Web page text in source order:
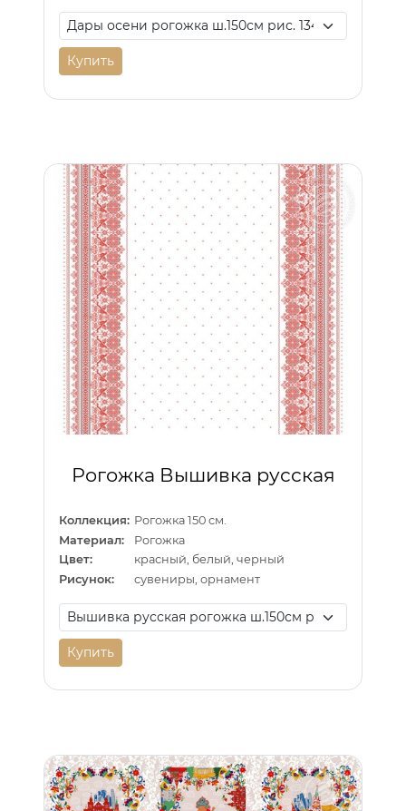
Купить
Рогожка Вышивка русская
Коллекция: Рогожка 150 см.
Материал:
Рогожка
Цвет:
красный, белый, черный
Рисунок:
сувениры, орнамент
Купить